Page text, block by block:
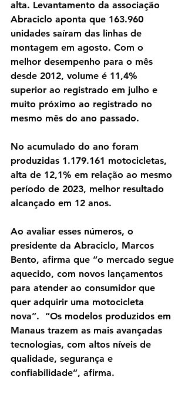
alta. Levantamento da associação
Abraciclo aponta que 163.960
unidades saíram das linhas de
montagem em agosto. Com o
melhor desempenho para o mês
desde 2012, volume é 11,4%
superior ao registrado em julho e
muito próximo ao registrado no
mesmo mês do ano passado.
No acumulado do ano foram
produzidas 1.179.161 motocicletas,
alta de 12,1% em relação ao mesmo
período de 2023, melhor resultado
alcançado em 12 anos.
Ao avaliar esses números, o
presidente da Abraciclo, Marcos
Bento, afirma que “o mercado segue
aquecido, com novos lançamentos
para atender ao consumidor que
quer adquirir uma motocicleta
nova”.  “Os modelos produzidos em
Manaus trazem as mais avançadas
tecnologias, com altos níveis de
qualidade, segurança e
confiabilidade”, afirma.